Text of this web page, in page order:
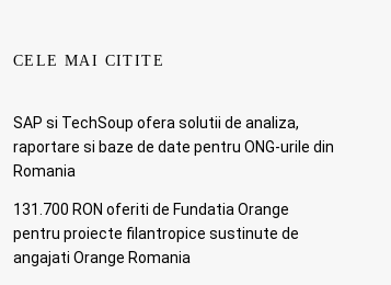
CELE MAI CITITE
SAP si TechSoup ofera solutii de analiza,
raportare si baze de date pentru ONG-urile din
Romania
131.700 RON oferiti de Fundatia Orange
pentru proiecte filantropice sustinute de
angajati Orange Romania